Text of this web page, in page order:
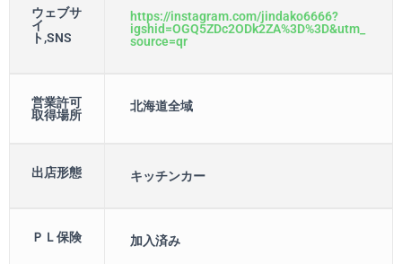
ウェブサ
イ
ト,SNS
https://instagram.com/jindako6666?
igshid=OGQ5ZDc2ODk2ZA%3D%3D&utm_
source=qr
営業許可
取得場所
北海道全域
出店形態 キッチンカー
ＰＬ保険 加入済み